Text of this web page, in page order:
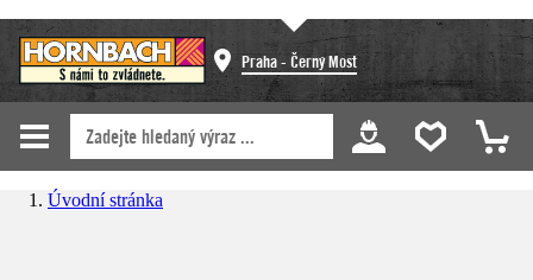
Praha - Černý Most
Úvodní stránka